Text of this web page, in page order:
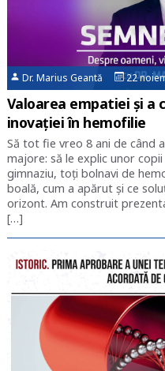
Dr. Marius Geantă 22
Valoarea empatiei și a
inovației în hemofilie
Să tot fie vreo 8 ani de când
majore: să le explic unor
gimnaziu, toți bolnavi de
boală, cum a apărut și ce
orizont. Am construit
[…]